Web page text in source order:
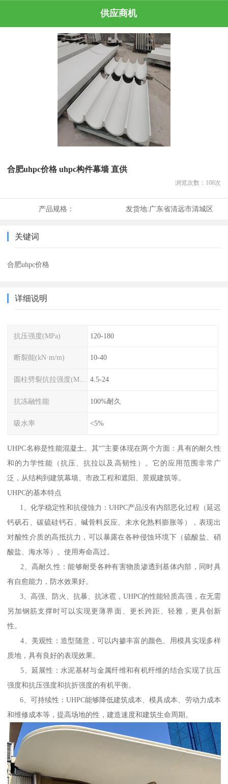
供应商机
合肥uhpc价格 uhpc构件幕墙 直供
浏览次数： 108次
产品规格： 发货地:广东省清远市清城区
关键词
合肥uhpc价格
详细说明
抗压强度(MPa) 120-180
断裂能(kN·m/m) 10-40
圆柱劈裂抗拉强度(MPa) 4.5-24
抗冻融性能 100%耐久
吸水率 <5%
UHPC名称是性能混凝土。其“”主要体现在两个方面：具有的耐久性
和的力学性能（抗压、抗拉以及高韧性）。它的应用范围非常广
泛，从结构到建筑幕墙、市政工程和遮阳、景观建筑等。
UHPC的基本特点
1、化学稳定性和抗侵蚀力：UHPC产品没有内部恶化过程（延迟
钙矾石、碳硫硅钙石、碱骨料反应、未水化熟料膨胀等），表现出
对酸性介质的高抵抗力，可以暴露在各种侵蚀环境下（硫酸盐、硝
酸盐、海水等）。使用寿命高过。
2、高耐久性：能够耐受各种有害物质渗透到基体内部，同时具
有自愈能力，防水效果好。
3、高强、防火、抗暴、抗冰雹，UHPC的性能轻质高强，在无需
另加钢筋支撑时可以实现更薄界面、更长跨距、轻雅，更具创新
性。
4、美观性：造型随意，可以内掺丰富的颜色、用模具实现多样
质地，具有良好的表现效果。
5、延展性：水泥基材与金属纤维和有机纤维的结合实现了抗压
强度和抗压强度和抗折强度的有机平衡。
6、可持续性：UHPC能够降低建筑成本、模具成本、劳动力成本
和维修成本等，提高场地的性，建造速度和建筑生命周期。